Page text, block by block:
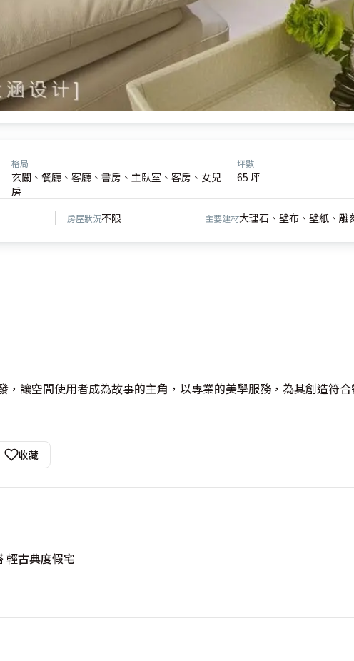
格局
玄關、餐廳、客廳、書房、主臥室、客房、女兒
房
坪數
65 坪
房屋狀況不限 主要建材大理石、壁布、壁紙、雕
讓空間使用者成為故事的主角，以專業的美學服務，為其創造符合
收藏
輕古典度假宅